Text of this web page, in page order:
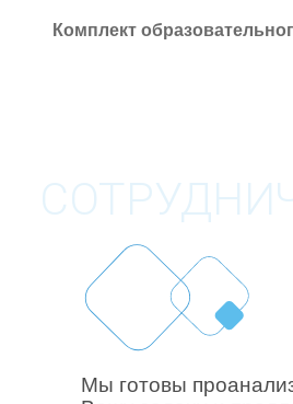
Комплект
Мы готовы